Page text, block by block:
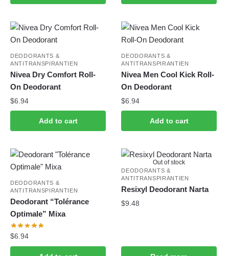
DEODORANTS &
ANTITRANSPIRANTIEN
Nivea Dry Comfort Roll-
On Deodorant
$6.94
Add to cart
DEODORANTS &
ANTITRANSPIRANTIEN
Nivea Men Cool Kick Roll-
On Deodorant
$6.94
Add to cart
DEODORANTS &
ANTITRANSPIRANTIEN
Deodorant “Tolérance
Optimale” Mixa
$6.94
Out of stock
DEODORANTS &
ANTITRANSPIRANTIEN
Resixyl Deodorant Narta
$9.48